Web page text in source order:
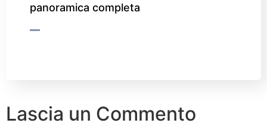
panoramica completa
Lascia un Commento